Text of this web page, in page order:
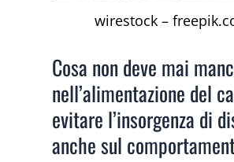
wirestock –
Cosa non deve mai
nell’alimentazione del
evitare l’insorgenza di
anche sul